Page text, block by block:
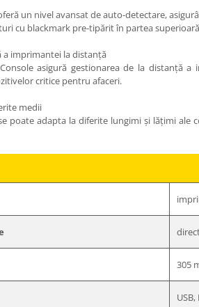
un nivel avansat de auto-detectare,
cu blackmark pre-tipărit în partea
imprimantei la distanță
Console asigură gestionarea de la
critice pentru afaceri.
medii
poate adapta la diferite lungimi și lățimi
305